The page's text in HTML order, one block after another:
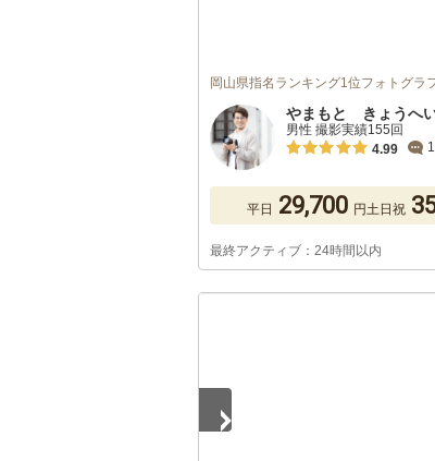
岡山県指名ランキング1位フォトグラ
やまもと きょうへ
男性 撮影実績155回
4.99
平日 29,700 円土日祝
最終アクティブ：24時間以内